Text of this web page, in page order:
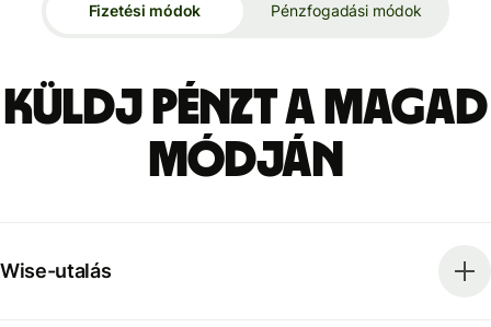
Fizetési módok Pénzfogadási módok
Küldj pénzt a magad
módján
Wise-utalás